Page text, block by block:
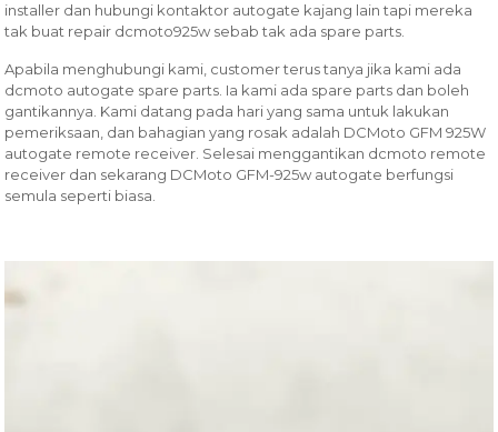
installer dan hubungi kontaktor autogate kajang lain tapi mereka
tak buat repair dcmoto925w sebab tak ada spare parts.
Apabila menghubungi kami, customer terus tanya jika kami ada
dcmoto autogate spare parts. Ia kami ada spare parts dan boleh
gantikannya. Kami datang pada hari yang sama untuk lakukan
pemeriksaan, dan bahagian yang rosak adalah DCMoto GFM 925W
autogate remote receiver. Selesai menggantikan dcmoto remote
receiver dan sekarang DCMoto GFM-925w autogate berfungsi
semula seperti biasa.